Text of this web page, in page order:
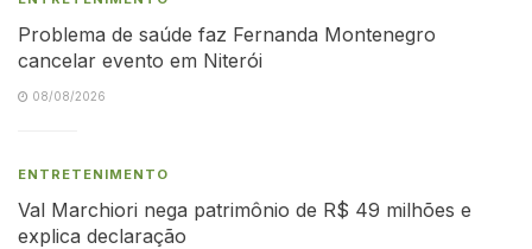
Problema de saúde faz Fernanda Montenegro
cancelar evento em Niterói
08/08/2026
ENTRETENIMENTO
Val Marchiori nega patrimônio de R$ 49 milhões e
explica declaração